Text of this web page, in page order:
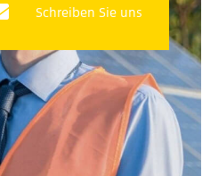
Schreiben Sie uns